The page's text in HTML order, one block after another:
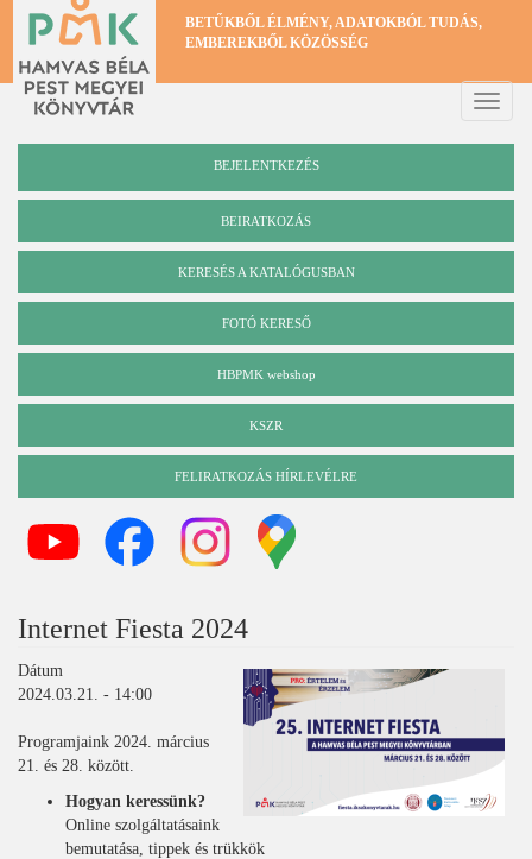
Ugrás
tartalomra
BETŰKBŐL ÉLMÉNY, ADATOKBÓL TUDÁS,
EMBEREKBŐL KÖZÖSSÉG
Toggle
BEJELENTKEZÉS
BEIRATKOZÁS
Katalógus
KERESÉS A KATALÓGUSBAN
FOTÓ KERESŐ
HBPMK webshop
KSZR
FELIRATKOZÁS HÍRLEVÉLRE
Internet Fiesta 2024
Dátum
2024.03.21. - 14:00
Programjaink 2024. március
21. és 28. között.
Hogyan keressünk?
Online szolgáltatásaink
bemutatása, tippek és trükkök